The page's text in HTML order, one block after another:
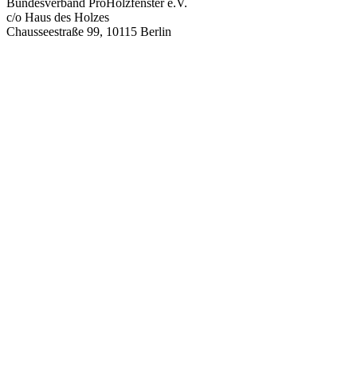
Bundesverband ProHolzfenster e.V.
c/o Haus des Holzes
Chausseestraße 99, 10115 Berlin